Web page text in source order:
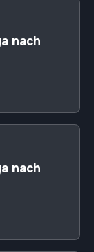
nach
nach